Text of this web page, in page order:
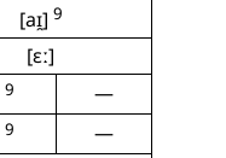
[aɪ̯] 9
[ɛː]
9
—
9
—